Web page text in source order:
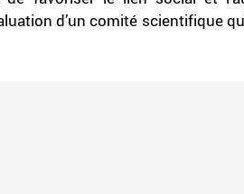
d’un comité scientifique